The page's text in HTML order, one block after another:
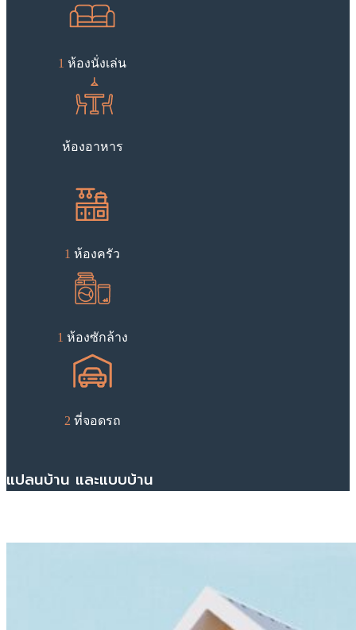
1 ห้องนั่งเล่น
ห้องอาหาร
1 ห้องครัว
1 ห้องซักล้าง
2 ที่จอดรถ
แปลนบ้าน และแบบบ้าน